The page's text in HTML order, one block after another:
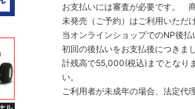
お支払いには審査が必要です。
未発売（ご予約）はご利用いただけ
当オンラインショップでのNP後
初回の後払いをお支払後につきま
計残高で55,000(税込)までとなり
い。
ご利用者が未成年の場合、法定代